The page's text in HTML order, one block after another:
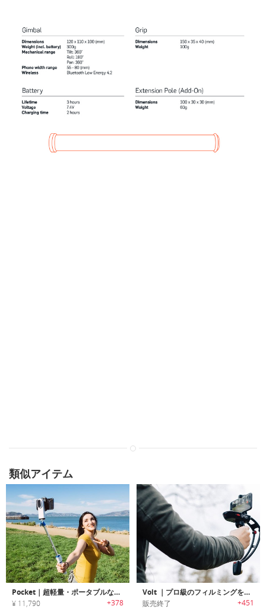
類似アイテム
Pocket｜超軽量・ポータブルなスマホ用ポケットスタビライザー「ポケット」
¥ 11,790 +378
Volt ｜プロ級のフィルミングを可能にするスマホ用スタビライザー「ボルト」
販売終了 +451